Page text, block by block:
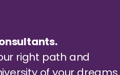
right path and